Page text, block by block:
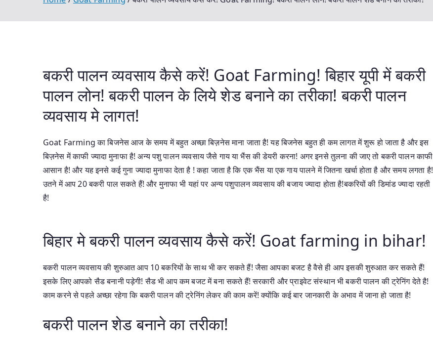
बकरी पालन व्यवसाय कैसे करें! Goat Farming! बिहार यूपी में बकरी
पालन लोन! बकरी पालन के लिये शेड बनाने का तरीका! बकरी पालन
व्यवसाय मे लागत!
Goat Farming का बिजनेस आज के समय में बहुत अच्छा बिज़नेस माना जाता है! यह बिजनेस बहुत ही कम लागत में शुरू हो जाता है और इस
बिज़नेस में काफी ज्यादा मुनाफा है! अन्य पशु पालन व्यवसाय जैसे गाय या भैंस की डेयरी करना! अगर इनसे तुलना की जाए तो बकरी पालन काफी
आसान है! और यह इनसे कई गुना ज्यादा मुनाफा देता है ! कहा जाता है कि एक भैंस या एक गाय पालने में जितना खर्चा होता है और समय लगता है!
उतने में आप 20 बकरी पाल सकते हैं! और मुनाफा भी यहां पर अन्य पशुपालन व्यवसाय की बजाय ज्यादा होता है!बकरियों की डिमांड ज्यादा रहती
है!
बिहार मे बकरी पालन व्यवसाय कैसे करें! Goat farming in bihar!
बकरी पालन व्यवसाय की शुरुआत आप 10 बकरियों के साथ भी कर सकते हैं! जैसा आपका बजट है वैसे ही आप इसकी शुरुआत कर सकते हैं!
इसके लिए आपको सैड बनानी पड़ेगी! सैड भी आप कम बजट में बना सकते हैं! सरकारी और प्राइवेट संस्थान भी बकरी पालन की ट्रेनिंग देते है!
काम करने से पहले अच्छा रहेगा कि बकरी पालन की ट्रेनिंग लेकर की काम करें! क्योंकि कई बार जानकारी के अभाव में जाना हो जाता है!
बकरी पालन शेड बनाने का तरीका!